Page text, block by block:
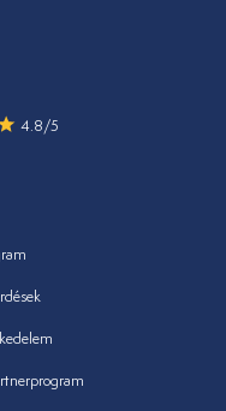
4.8/5